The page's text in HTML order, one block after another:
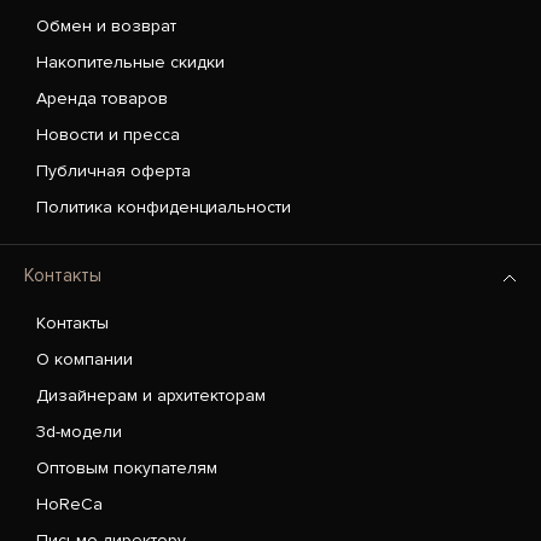
Обмен и возврат
Накопительные скидки
Аренда товаров
Новости и пресса
Публичная оферта
Политика конфиденциальности
Контакты
Контакты
О компании
Дизайнерам и архитекторам
3d-модели
Оптовым покупателям
HoReCa